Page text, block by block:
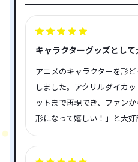
キャラクターグッズとして
アニメのキャラクターを形
しました。アクリルダイカ
ットまで再現でき、ファン
形になって嬉しい！」と大好